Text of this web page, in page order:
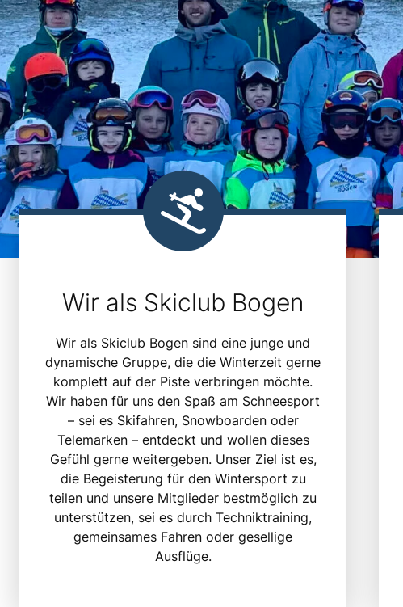
Wir als Skiclub Bogen
Wir als Skiclub Bogen sind eine junge und
dynamische Gruppe, die die Winterzeit gerne
komplett auf der Piste verbringen möchte.
Wir haben für uns den Spaß am Schneesport
– sei es Skifahren, Snowboarden oder
Telemarken – entdeckt und wollen dieses
Gefühl gerne weitergeben. Unser Ziel ist es,
die Begeisterung für den Wintersport zu
teilen und unsere Mitglieder bestmöglich zu
unterstützen, sei es durch Techniktraining,
gemeinsames Fahren oder gesellige
Ausflüge.